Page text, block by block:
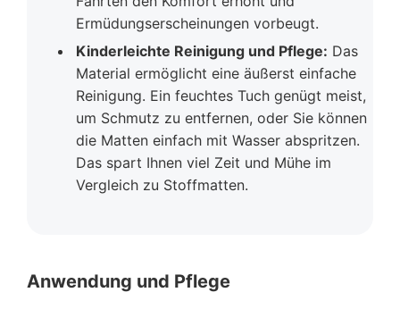
Ermüdungserscheinungen vorbeugt.
Kinderleichte Reinigung und Pflege: Das
Material ermöglicht eine äußerst einfache
Reinigung. Ein feuchtes Tuch genügt meist,
um Schmutz zu entfernen, oder Sie können
die Matten einfach mit Wasser abspritzen.
Das spart Ihnen viel Zeit und Mühe im
Vergleich zu Stoffmatten.
Anwendung und Pflege